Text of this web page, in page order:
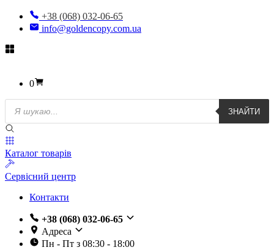
+38 (068) 032-06-65
info@goldencopy.com.ua
0
Пошук
товарів
ЗНАЙТИ
Каталог товарів
Сервісний центр
Контакти
+38 (068) 032-06-65
Адреса
Пн - Пт з 08:30 - 18:00